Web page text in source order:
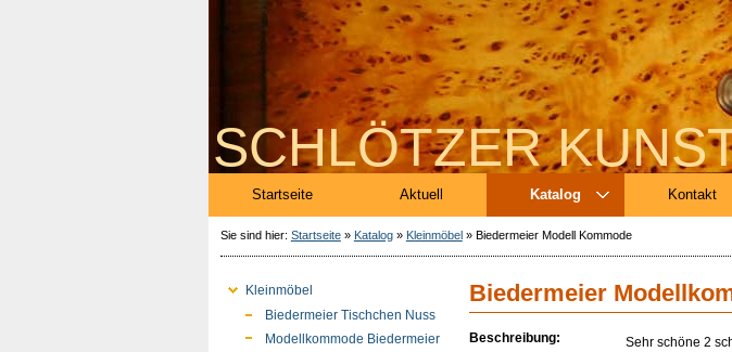
SCHLÖTZER
Startseite Aktuell Katalog Kontakt
Sie sind hier: Startseite» Katalog» Kleinmöbel» Biedermeier Modell Kommode
Kleinmöbel
Biedermeier Tischchen Nuss
Modellkommode Biedermeier
Biedermeier
Beschreibung:
Sehr schöne 2